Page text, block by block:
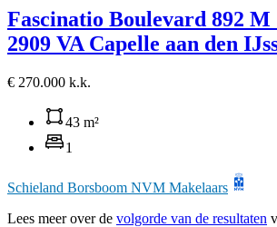
Fascinatio Boulevard 892 M
2909 VA Capelle aan den
€ 270.000 k.k.
43 m²
1
Schieland Borsboom NVM Makelaars
Lees meer over de volgorde van de resultaten